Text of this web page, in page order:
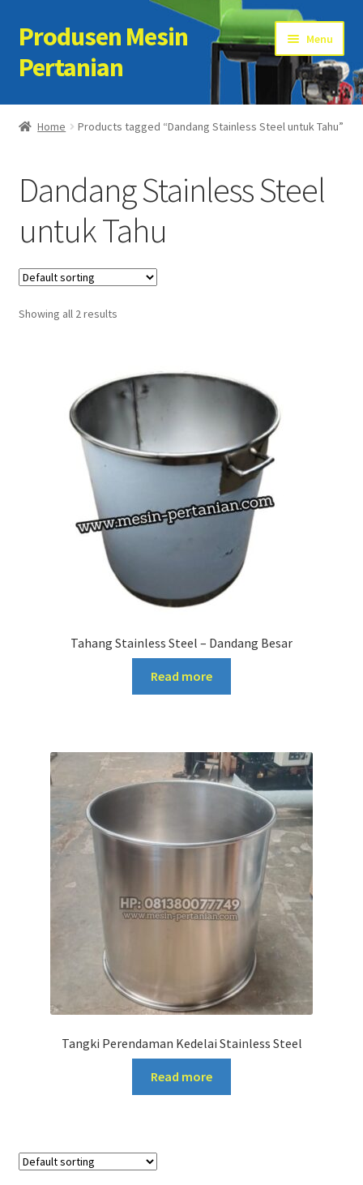
Skip
to
navigation
Skip
to
content
Produsen Mesin
Pertanian
Menu
Home
Cart
Checkout
Kontak Kami
My account
Home Products tagged “Dandang Stainless Steel untuk Tahu”
Dandang Stainless Steel
untuk Tahu
Showing all 2 results
Tahang Stainless Steel – Dandang Besar
Read more
Tangki Perendaman Kedelai Stainless Steel
Read more